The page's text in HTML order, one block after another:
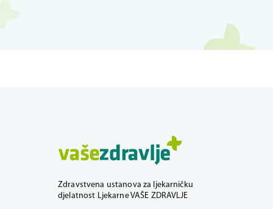
Zdravstvena ustanova za ljekarničku
djelatnost Ljekarne VAŠE ZDRAVLJE